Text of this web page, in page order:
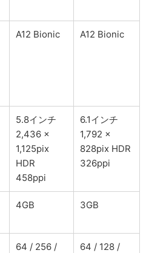
A12 Bionic A12 Bionic
5.8インチ
2,436 ×
1,125pix
HDR
458ppi
6.1インチ
1,792 ×
828pix HDR
326ppi
4GB 3GB
64 / 256 /
64 / 128 /